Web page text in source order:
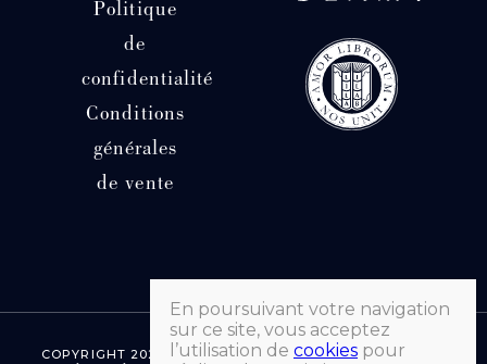
Politique
de
confidentialité
Conditions
générales
de vente
COPYRIGHT 2026 © LIBRAIRIE HATCHUEL | TOUS DROITS
En poursuivant votre navigation
sur ce site, vous acceptez
l’utilisation de cookies pour